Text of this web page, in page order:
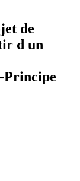
de
d un
Principe